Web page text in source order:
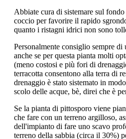
Abbiate cura di sistemare sul
coccio per favorire il rapido
quanto i ristagni idrici non sono
Personalmente consiglio sempre di
anche se per questa pianta molti
(meno costosi e più fori di
terracotta consentono alla terra di
drenaggio è stato sistemato in
scolo delle acque, bè, direi che è
Se la pianta di pittosporo viene
che fare con un terreno argilloso,
dell'impianto di fare uno scavo
terreno della sabbia (circa il 30%)